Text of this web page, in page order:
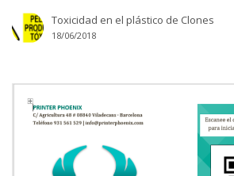
Toxicidad en el plástico de Clones
18/06/2018